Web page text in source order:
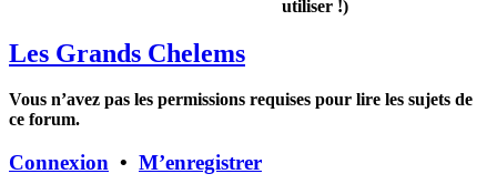
utiliser !)
Les Grands Chelems
Vous n’avez pas les permissions requises pour lire les sujets de
ce forum.
Connexion • M’enregistrer